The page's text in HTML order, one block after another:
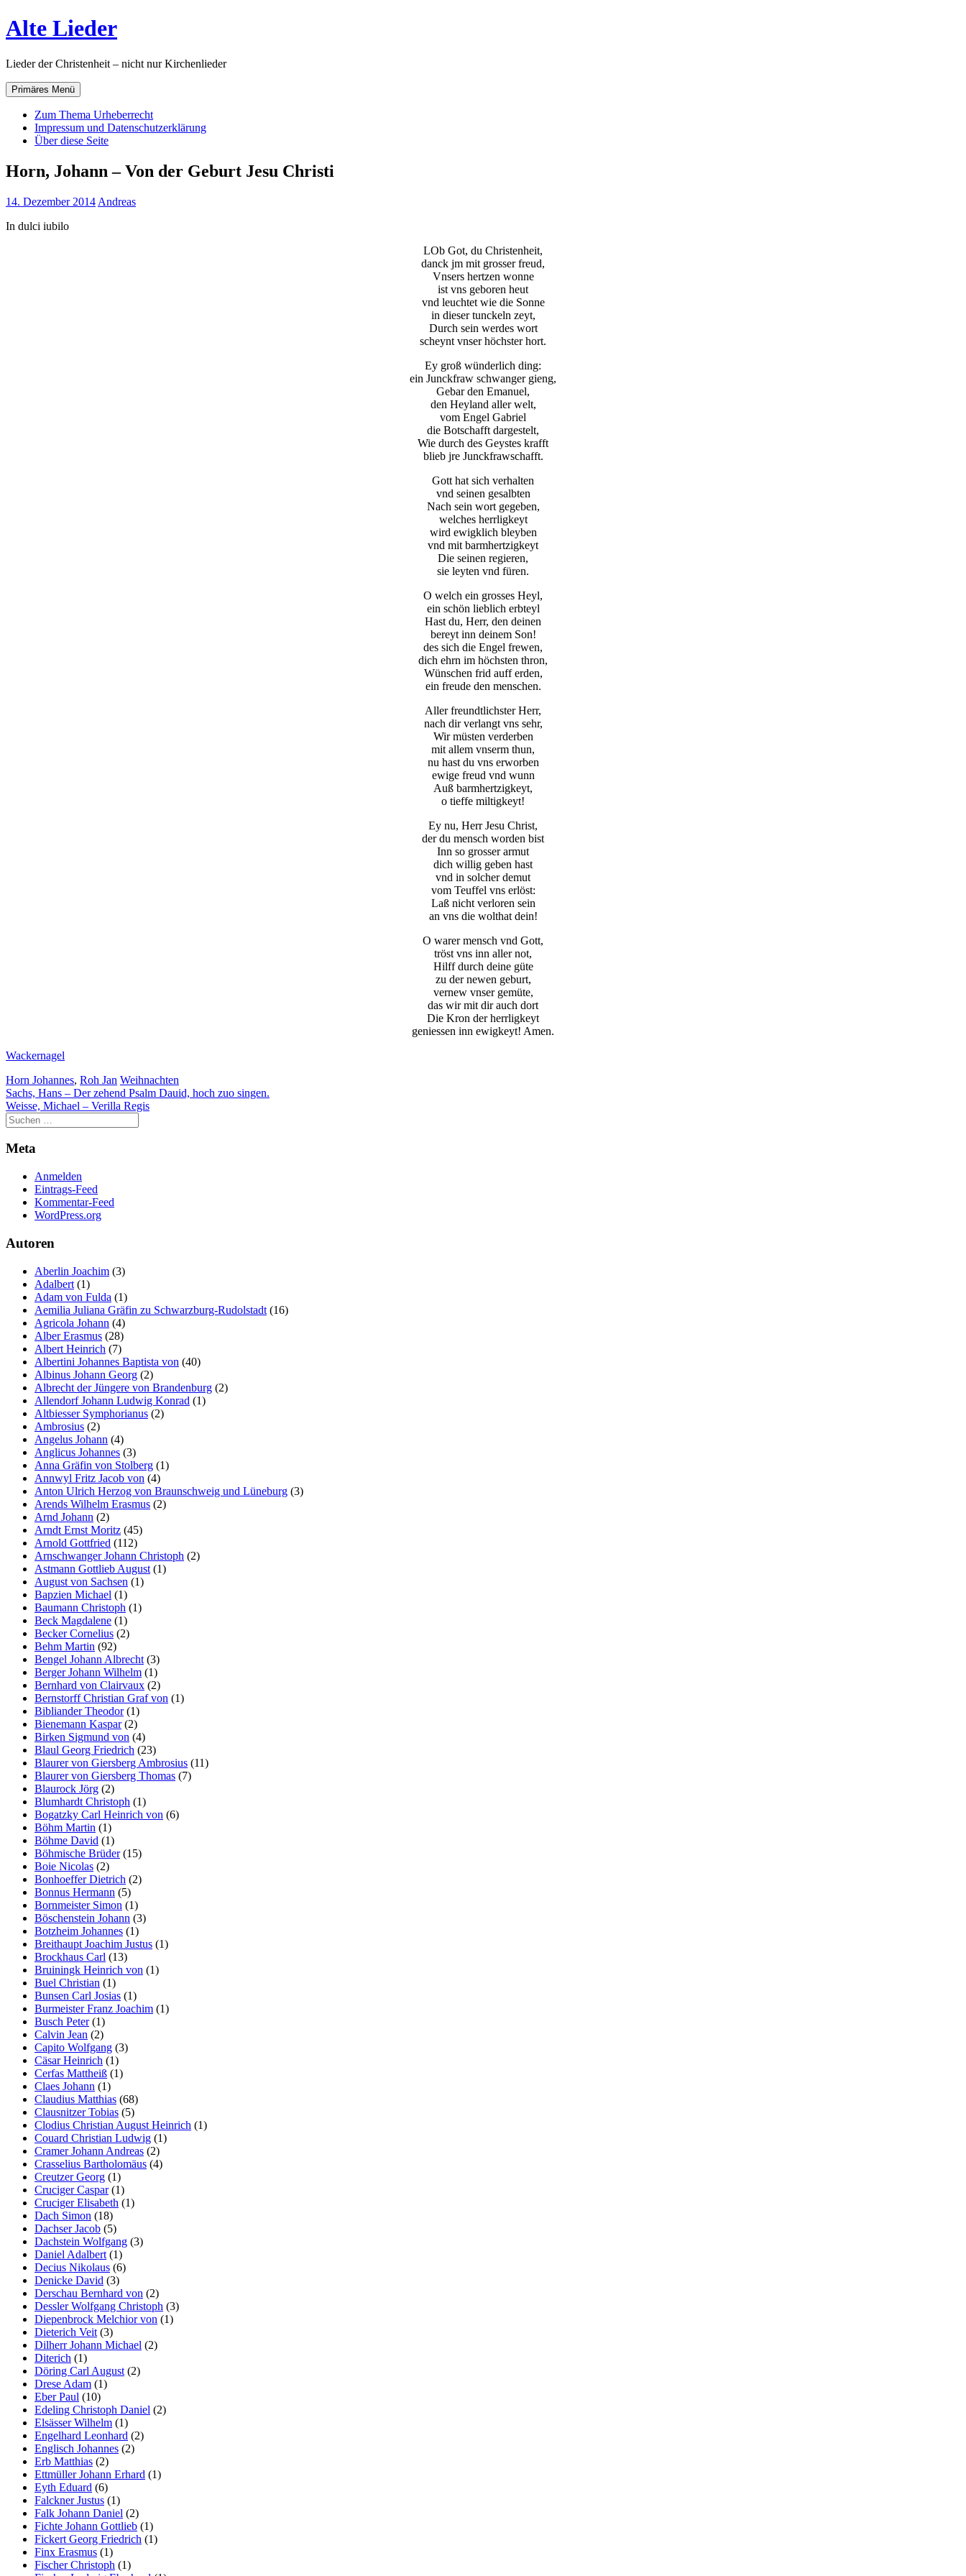
Zum
Inhalt
Alte Lieder
Lieder der Christenheit – nicht nur Kirchenlieder
Primäres Menü
Zum Thema Urheberrecht
Impressum und Datenschutzerklärung
Über diese Seite
Horn, Johann – Von der Geburt Jesu Christi
14. Dezember 2014 Andreas
In dulci iubilo
LOb Got, du Christenheit,
danck jm mit grosser freud,
Vnsers hertzen wonne
ist vns geboren heut
vnd leuchtet wie die Sonne
in dieser tunckeln zeyt,
Durch sein werdes wort
scheynt vnser höchster hort.
Ey groß wünderlich ding:
ein Junckfraw schwanger gieng,
Gebar den Emanuel,
den Heyland aller welt,
vom Engel Gabriel
die Botschafft dargestelt,
Wie durch des Geystes krafft
blieb jre Junckfrawschafft.
Gott hat sich verhalten
vnd seinen gesalbten
Nach sein wort gegeben,
welches herrligkeyt
wird ewigklich bleyben
vnd mit barmhertzigkeyt
Die seinen regieren,
sie leyten vnd füren.
O welch ein grosses Heyl,
ein schön lieblich erbteyl
Hast du, Herr, den deinen
bereyt inn deinem Son!
des sich die Engel frewen,
dich ehrn im höchsten thron,
Wünschen frid auff erden,
ein freude den menschen.
Aller freundtlichster Herr,
nach dir verlangt vns sehr,
Wir müsten verderben
mit allem vnserm thun,
nu hast du vns erworben
ewige freud vnd wunn
Auß barmhertzigkeyt,
o tieffe miltigkeyt!
Ey nu, Herr Jesu Christ,
der du mensch worden bist
Inn so grosser armut
dich willig geben hast
vnd in solcher demut
vom Teuffel vns erlöst:
Laß nicht verloren sein
an vns die wolthat dein!
O warer mensch vnd Gott,
tröst vns inn aller not,
Hilff durch deine güte
zu der newen geburt,
vernew vnser gemüte,
das wir mit dir auch dort
Die Kron der herrligkeyt
geniessen inn ewigkeyt! Amen.
Wackernagel
Horn Johannes, Roh Jan Weihnachten
Beitragsnavigation
Sachs, Hans – Der zehend Psalm Dauid, hoch zuo singen.
Weisse, Michael – Verilla Regis
Meta
Anmelden
Eintrags-Feed
Kommentar-Feed
WordPress.org
Autoren
Aberlin Joachim (3)
Adalbert (1)
Adam von Fulda (1)
Aemilia Juliana Gräfin zu Schwarzburg-Rudolstadt (16)
Agricola Johann (4)
Alber Erasmus (28)
Albert Heinrich (7)
Albertini Johannes Baptista von (40)
Albinus Johann Georg (2)
Albrecht der Jüngere von Brandenburg (2)
Allendorf Johann Ludwig Konrad (1)
Altbiesser Symphorianus (2)
Ambrosius (2)
Angelus Johann (4)
Anglicus Johannes (3)
Anna Gräfin von Stolberg (1)
Annwyl Fritz Jacob von (4)
Anton Ulrich Herzog von Braunschweig und Lüneburg (3)
Arends Wilhelm Erasmus (2)
Arnd Johann (2)
Arndt Ernst Moritz (45)
Arnold Gottfried (112)
Arnschwanger Johann Christoph (2)
Astmann Gottlieb August (1)
August von Sachsen (1)
Bapzien Michael (1)
Baumann Christoph (1)
Beck Magdalene (1)
Becker Cornelius (2)
Behm Martin (92)
Bengel Johann Albrecht (3)
Berger Johann Wilhelm (1)
Bernhard von Clairvaux (2)
Bernstorff Christian Graf von (1)
Bibliander Theodor(1)
Bienemann Kaspar(2)
Birken Sigmund von (4)
Blaul Georg Friedrich (23)
Blaurer von Giersberg Ambrosius (11)
Blaurer von Giersberg Thomas (7)
Blaurock Jörg (2)
Blumhardt Christoph (1)
Bogatzky Carl Heinrich von (6)
Böhm Martin (1)
Böhme David (1)
Böhmische Brüder(15)
Boie Nicolas (2)
Bonhoeffer Dietrich (2)
Bonnus Hermann (5)
Bornmeister Simon (1)
Böschenstein Johann (3)
Botzheim Johannes (1)
Breithaupt Joachim Justus (1)
Brockhaus Carl (13)
Bruiningk Heinrich von (1)
Buel Christian (1)
Bunsen Carl Josias (1)
Burmeister Franz Joachim (1)
Busch Peter(1)
Calvin Jean (2)
Capito Wolfgang (3)
Cäsar Heinrich (1)
Cerfas Mattheiß (1)
Claes Johann (1)
Claudius Matthias (68)
Clausnitzer Tobias (5)
Clodius Christian August Heinrich (1)
Couard Christian Ludwig (1)
Cramer Johann Andreas (2)
Crasselius Bartholomäus (4)
Creutzer Georg (1)
Cruciger Caspar(1)
Cruciger Elisabeth (1)
Dach Simon (18)
Dachser Jacob (5)
Dachstein Wolfgang (3)
Daniel Adalbert (1)
Decius Nikolaus (6)
Denicke David (3)
Derschau Bernhard von (2)
Dessler Wolfgang Christoph (3)
Diepenbrock Melchior von (1)
Dieterich Veit (3)
Dilherr Johann Michael (2)
Diterich (1)
Döring Carl August (2)
Drese Adam (1)
Eber Paul (10)
Edeling Christoph Daniel (2)
Elsässer Wilhelm (1)
Engelhard Leonhard (2)
Englisch Johannes (2)
Erb Matthias (2)
Ettmüller Johann Erhard (1)
Eyth Eduard (6)
Falckner Justus (1)
Falk Johann Daniel (2)
Fichte Johann Gottlieb (1)
Fickert Georg Friedrich (1)
Finx Erasmus (1)
Fischer Christoph (1)